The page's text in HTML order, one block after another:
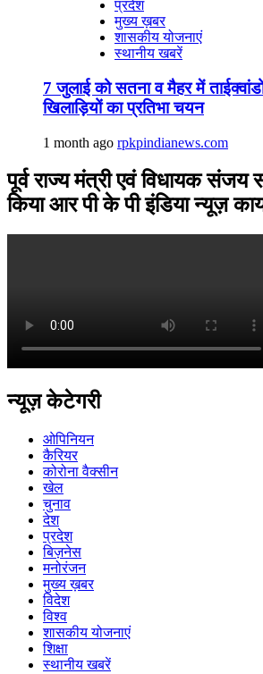
प्रदेश
मुख्य ख़बर
शासकीय योजनाएं
स्थानीय खबरें
7 जुलाई को सतना व मैहर में
खिलाड़ियों का प्रतिभा चयन
1 month ago rpkpindianews.com
पूर्व राज्य मंत्री एवं विधायक संजय
किया आर पी के पी इंडिया न्यूज़
न्यूज़ केटेगरी
ओपिनियन
कैरियर
कोरोना वैक्सीन
खेल
चुनाव
देश
प्रदेश
बिज़नेस
मनोरंजन
मुख्य ख़बर
विदेश
विश्व
शासकीय योजनाएं
शिक्षा
स्थानीय खबरें